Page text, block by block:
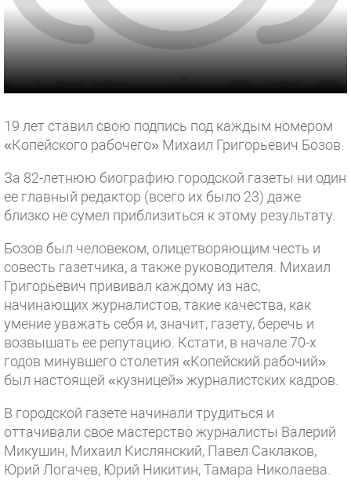
19 лет ставил свою подпись под каждым номером
«Копейского рабочего» Михаил Григорьевич Бозов.
За 82-летнюю биографию городской газеты ни один
ее главный редактор (всего их было 23) даже
близко не сумел приблизиться к этому результату.
Бозов был человеком, олицетворяющим честь и
совесть газетчика, а также руководителя. Михаил
Григорьевич прививал каждому из нас,
начинающих журналистов, такие качества, как
умение уважать себя и, значит, газету, беречь и
возвышать ее репутацию. Кстати, в начале 70-х
годов минувшего столетия «Копейский рабочий»
был настоящей «кузницей» журналистских кадров.
В городской газете начинали трудиться и
оттачивали свое мастерство журналисты Валерий
Микушин, Михаил Кислянский, Павел Саклаков,
Юрий Логачев, Юрий Никитин, Тамара Николаева.